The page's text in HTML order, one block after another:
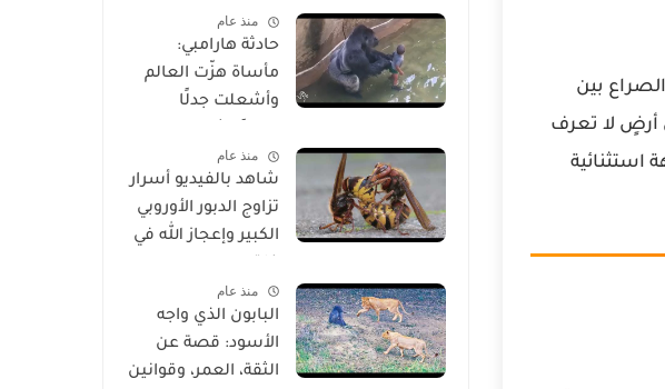
بين
أرضٍ لا تعرف
استثنائية
منذ عام
حادثة هارامبي:
مأساة هزّت العالم
وأشعلت جدلًا
بالفيديو
منذ عام
شاهد بالفيديو أسرار
تزاوج الدبور الأوروبي
الكبير وإعجاز الله في
منذ عام
البابون الذي واجه
الأسود: قصة عن
الثقة، العمر، وقوانين